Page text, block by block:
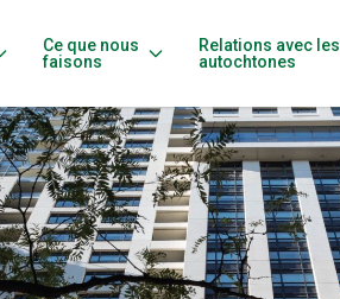
Ce que nous
faisons
Relations avec les
autochtones